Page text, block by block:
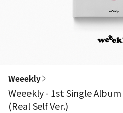
Weeekly
Weeekly - 1st Single Album
(Real Self Ver.)